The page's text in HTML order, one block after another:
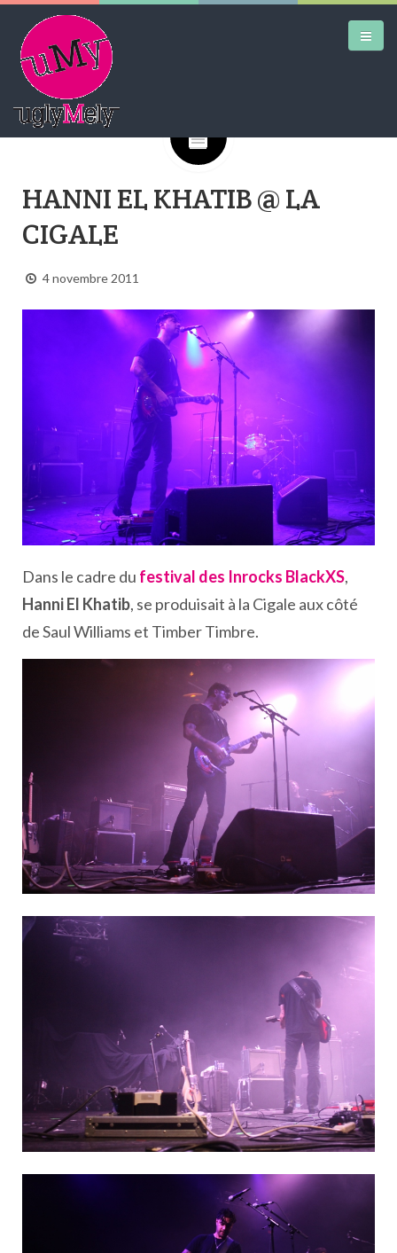
AIRTRAINERPEDIA
STREET ART
Google+
HANNI EL KHATIB @ LA
CIGALE
4 novembre 2011
Dans le cadre du festival des Inrocks BlackXS,
Hanni El Khatib, se produisait à la Cigale aux côté
de Saul Williams et Timber Timbre.